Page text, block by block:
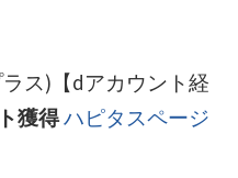
ス)【dアカウント経
獲得ハピタスページ